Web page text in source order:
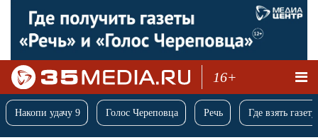
16+
Накопи удачу 9 Голос Череповца Речь Где взять